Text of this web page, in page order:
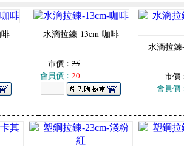
水滴拉鍊-13cm-咖啡
市價： 25
會員價： 20
水滴拉鍊
市價
會員價